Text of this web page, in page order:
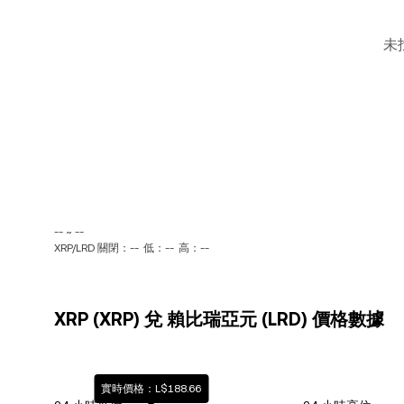
未
-- ~ --
XRP/LRD 關閉：-- 低：-- 高：--
XRP (XRP) 兌 賴比瑞亞元 (LRD) 價格數據
實時價格：L$188.66